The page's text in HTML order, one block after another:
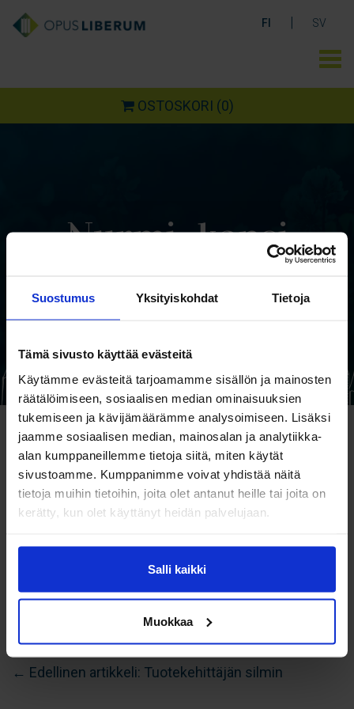
Suostumus Yksityiskohdat Tietoja
Tämä sivusto käyttää evästeitä
Käytämme evästeitä tarjoamamme sisällön ja mainosten
räätälöimiseen, sosiaalisen median ominaisuuksien
tukemiseen ja kävijämäärämme analysoimiseen. Lisäksi
jaamme sosiaalisen median, mainosalan ja analytiikka-
alan kumppaneillemme tietoja siitä, miten käytät
sivustoamme. Kumppanimme voivat yhdistää näitä
tietoja muihin tietoihin, joita olet antanut heille tai joita on
kerätty, kun olet käyttänyt heidän palvelujaan.
Salli kaikki
Muokkaa
FI | SV
Nurmi_kansi
OSTOSKORI (0)
Artikkelien
← Edellinen artikkeli: Tuotekehittäjän silmin